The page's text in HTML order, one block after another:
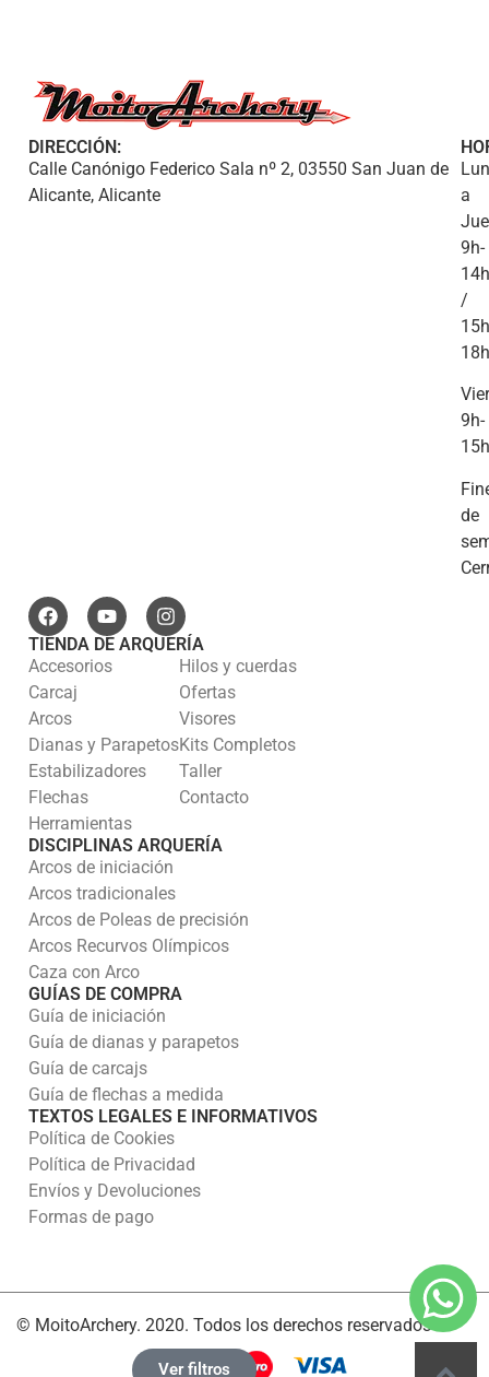
Ver filtros
DIRECCIÓN:
Calle Canónigo Federico Sala nº 2, 03550 San Juan de
Alicante, Alicante
a
9h-
14h
/
18h
9h-
15h
de
TIENDA DE ARQUERÍA
Accesorios
Carcaj
Arcos
Dianas y Parapetos
Estabilizadores
Flechas
Herramientas
Hilos y cuerdas
Ofertas
Visores
Kits Completos
Taller
Contacto
DISCIPLINAS ARQUERÍA
Arcos de iniciación
Arcos tradicionales
Arcos de Poleas de precisión
Arcos Recurvos Olímpicos
Caza con Arco
GUÍAS DE COMPRA
Guía de iniciación
Guía de dianas y parapetos
Guía de carcajs
Guía de flechas a medida
TEXTOS LEGALES E INFORMATIVOS
Política de Cookies
Política de Privacidad
Envíos y Devoluciones
Formas de pago
© MoitoArchery. 2020. Todos los derechos reservados